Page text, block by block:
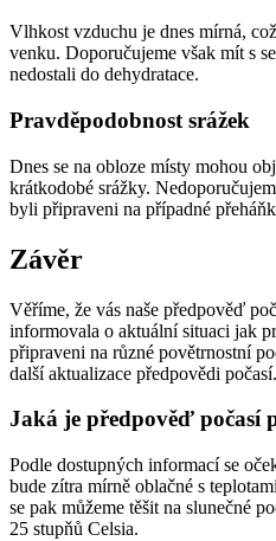
Vlhkost vzduchu je dnes mírná,
venku. Doporučujeme však mít s
nedostali do dehydratace.
Pravděpodobnost srážek
Dnes se na obloze místy mohou
krátkodobé srážky.
byli připraveni na případné
Závěr
Věříme, že vás naše předpověď
informovala o aktuální situaci jak
připraveni na různé povětrnostní
další aktualizace předpovědi počasí.
Jaká je předpověď počasí
Podle dostupných informací se
bude zítra mírně oblačné s
se pak můžeme těšit na slunečné
25 stupňů Celsia.